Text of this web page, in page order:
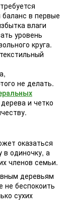
в первые
влаги
уровень
круга.
не делать.
и четко
оказаться
одиночку, а
членов семьи.
деревьям
не беспокоить
сухих